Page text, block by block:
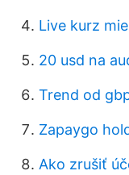
Live kurz
20 usd na
Trend od
Zapaygo
Ako zrušiť